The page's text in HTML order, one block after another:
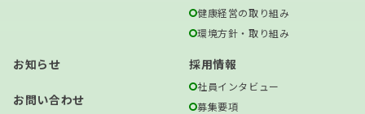
健康経営の取り組み
環境方針・取り組み
採用情報
社員インタビュー
募集要項
お知らせ
お問い合わせ